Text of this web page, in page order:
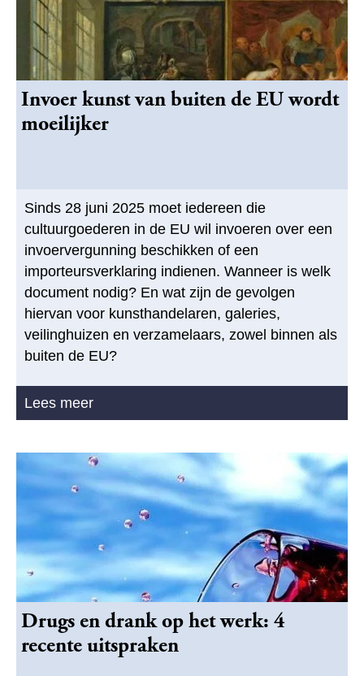
Invoer kunst van buiten de EU wordt
moeilijker
Sinds 28 juni 2025 moet iedereen die
cultuurgoederen in de EU wil invoeren over een
invoervergunning beschikken of een
importeursverklaring indienen. Wanneer is welk
document nodig? En wat zijn de gevolgen
hiervan voor kunsthandelaren, galeries,
veilinghuizen en verzamelaars, zowel binnen als
buiten de EU?
Lees meer
Drugs en drank op het werk: 4
recente uitspraken